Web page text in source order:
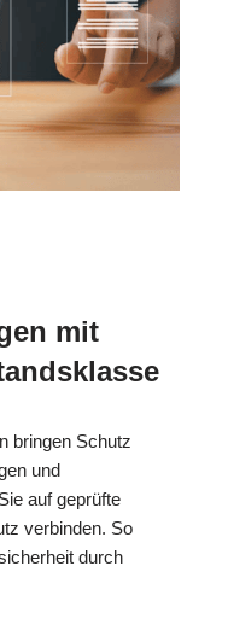
mit
bringen Schutz
und
auf geprüfte
verbinden. So
durch